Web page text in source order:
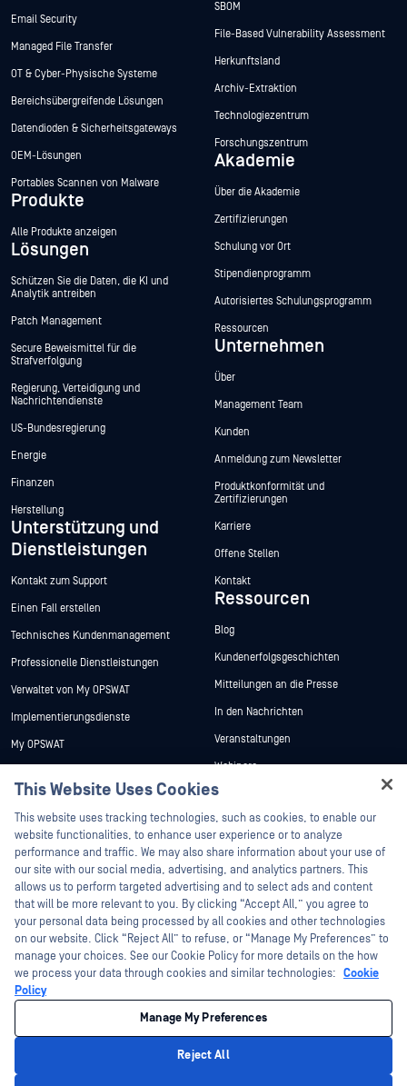
Email Security
Managed File Transfer
OT & Cyber-Physische Systeme
Bereichsübergreifende Lösungen
Datendioden & Sicherheitsgateways
OEM-Lösungen
Portables Scannen von Malware
Produkte
Alle Produkte anzeigen
Lösungen
Schützen Sie die Daten, die KI und
Analytik antreiben
Patch Management
Secure Beweismittel für die
Strafverfolgung
Regierung, Verteidigung und
Nachrichtendienste
US-Bundesregierung
Energie
Finanzen
Herstellung
Unterstützung und
Dienstleistungen
Kontakt zum Support
Einen Fall erstellen
Technisches Kundenmanagement
Professionelle Dienstleistungen
Verwaltet von My OPSWAT
Implementierungsdienste
My OPSWAT
Ausbildung
Programm zur Behebung von
Sicherheitslücken
Partner
Zertifizierung
Technologie-Partner
Partner Programm
SBOM
File-Based Vulnerability Assessment
Herkunftsland
Archiv-Extraktion
Technologiezentrum
Forschungszentrum
Akademie
Über die Akademie
Zertifizierungen
Schulung vor Ort
Stipendienprogramm
Autorisiertes Schulungsprogramm
Ressourcen
Unternehmen
Über
Management Team
Kunden
Anmeldung zum Newsletter
Produktkonformität und
Zertifizierungen
Karriere
Offene Stellen
Kontakt
Ressourcen
Blog
Kundenerfolgsgeschichten
Mitteilungen an die Presse
In den Nachrichten
Veranstaltungen
Webinare
Datenblätter
Weiße Papiere
Kostenlose Tools
©2026 OPSWAT . Alle Rechte vorbehalten. OPSWAT, MetaDefender, Metascan,
MetaAccess, das OPSWAT , Trust no File. Trust No Device., OPSWAT , Protecting the
World's Critical Infrastructure, Deep CDR™ Technology, InQuest, das InQuest-Logo,
DFI, RetroHunt, Deep File Inspection und Join the Hunt sind Marken von OPSWAT .
Marken von Drittanbietern sind Eigentum ihrer jeweiligen Inhaber.
Cookie-Präferenzen verwalten
Entscheidungen zum Datenschutz in Kalifornien
This Website Uses Cookies
This website uses tracking technologies, such as cookies, to enable our
website functionalities, to enhance user experience or to analyze
performance and traffic. We may also share information about your use of
our site with our social media, advertising, and analytics partners. This
allows us to perform targeted advertising and to select ads and content
that will be more relevant to you. By clicking “Accept All,” you agree to
your personal data being processed by all cookies and other technologies
on our website. Click “Reject All” to refuse, or “Manage My Preferences” to
manage your choices. See our Cookie Policy for more details on the how
we process your data through cookies and similar technologies: Cookie
Policy
Manage My Preferences
Reject All
Hey there!
I'm Ozzy, your OPSWAT virtual assistant.
How can I help you secure what's critical
today?